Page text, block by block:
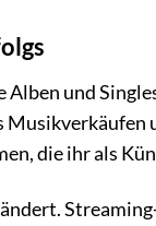
und
die ihr als